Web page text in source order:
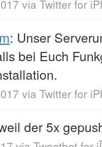
via Twitter for
: Unser
bei Euch
via Twitter for
der 5x